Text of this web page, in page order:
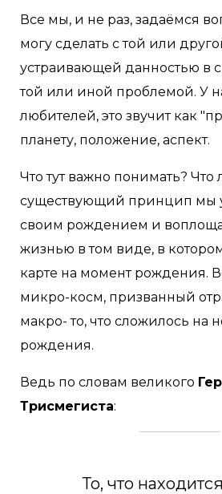
Все мы, и не раз, задаёмся
могу сделать с той или
устраивающей данностью в
той или иной проблемой. У
любителей, это звучит как
планету, положение, аспект.
Что тут важно понимать? Что
существующий принцип мы
своим рождением и
жизнью в том виде, в
карте на момент рождения.
микро-косм, призванный
макро- то, что сложилось на
рождения.
Ведь по словам великого
Трисмегиста:
То, что